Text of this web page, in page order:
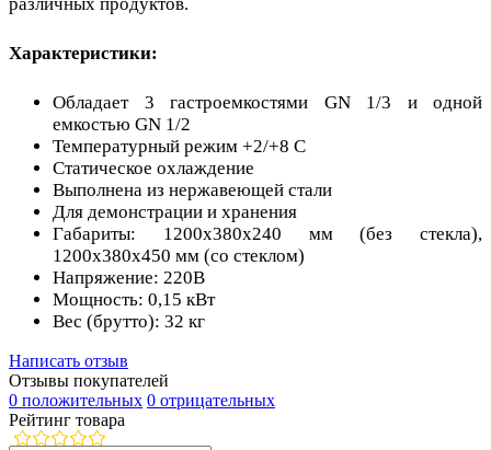
Характеристики:
Обладает 3 гастроемкостями GN 1/3 и одной
емкостью GN 1/2
Температурный режим +2/+8 C
Статическое охлаждение
Выполнена из нержавеющей стали
Для демонстрации и хранения
Габариты: 1200х380х240 мм (без стекла),
1200х380х450 мм (со стеклом)
Напряжение: 220В
Мощность: 0,15 кВт
Вес (брутто): 32 кг
Написать отзыв
Отзывы покупателей
0 положительных 0 отрицательных
Рейтинг товара